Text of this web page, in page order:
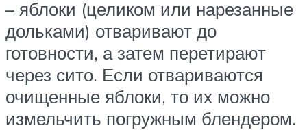
– яблоки (целиком или нарезанные
дольками) отваривают до
готовности, а затем перетирают
через сито. Если отвариваются
очищенные яблоки, то их можно
измельчить погружным блендером.